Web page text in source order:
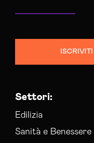
Campagne
Consulenza Web
Esperti Social
Settori:
Edilizia
Sanità e Benessere